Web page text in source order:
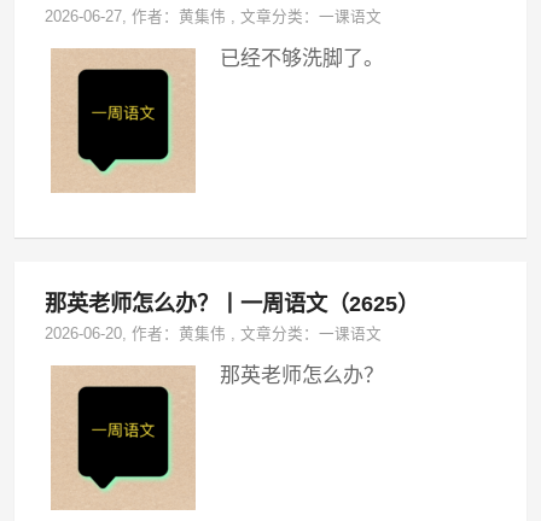
2026-06-27, 作者：黄集伟 ,文章分类：一课语文
已经不够洗脚了。
那英老师怎么办？丨一周语文（2625）
2026-06-20, 作者：黄集伟 ,文章分类：一课语文
那英老师怎么办？